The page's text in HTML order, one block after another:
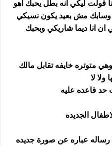
ليكي انه بطل يحبك اهو
مش بعيد يكون نسيكي
انا ديما شاريكي وبحبك
خايفه تقابل مالك
لا
حد قاعده عليه
الجديده
عباره عن صورة جديده